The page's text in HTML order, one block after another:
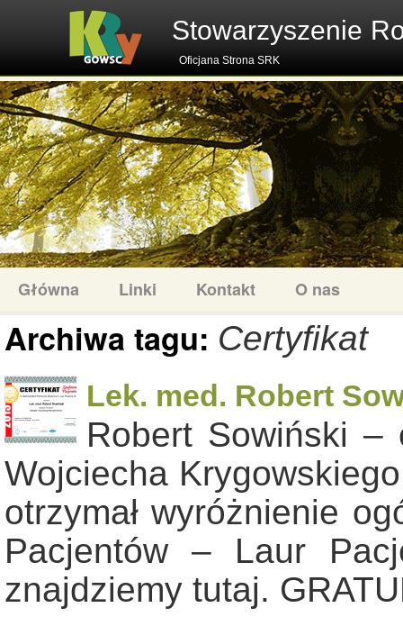
Stowarzyszenie
Oficjana Strona SRK
Główna Linki Kontakt O nas
Archiwa tagu: Certyfikat
Lek. med. Robert
Robert Sowiński –
Wojciecha
otrzymał wyróżnienie
Pacjentów – Laur
znajdziemy tutaj.